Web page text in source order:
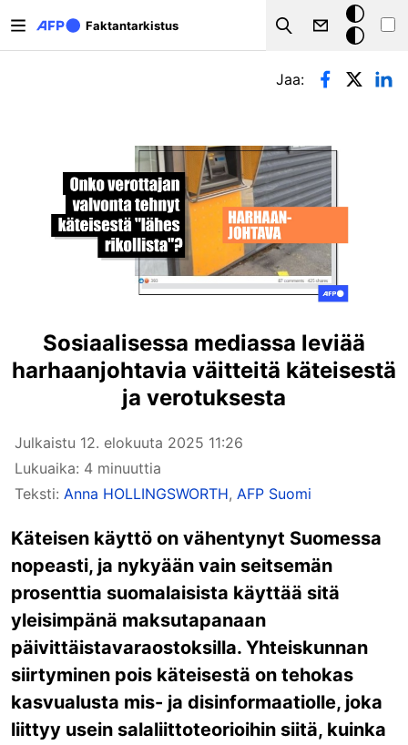
Faktantarkistus
Search
Tumma
tila
Ensisijaiset välilehdet
Jaa:
Sosiaalisessa mediassa leviää
harhaanjohtavia väitteitä käteisestä
ja verotuksesta
Julkaistu 12. elokuuta 2025 11:26
Lukuaika: 4 minuuttia
Teksti: Anna HOLLINGSWORTH, AFP Suomi
Käteisen käyttö on vähentynyt Suomessa
nopeasti, ja nykyään vain seitsemän
prosenttia suomalaisista käyttää sitä
yleisimpänä maksutapanaan
päivittäistavaraostoksilla. Yhteiskunnan
siirtyminen pois käteisestä on tehokas
kasvualusta mis- ja disinformaatiolle, joka
liittyy usein salaliittoteorioihin siitä, kuinka